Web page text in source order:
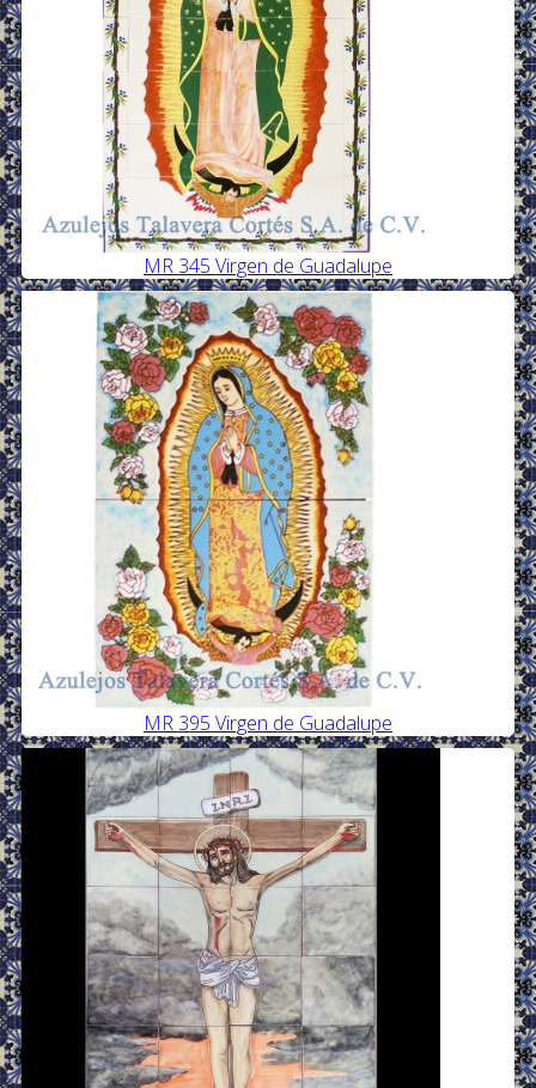
MR 345 Virgen de Guadalupe
MR 395 Virgen de Guadalupe